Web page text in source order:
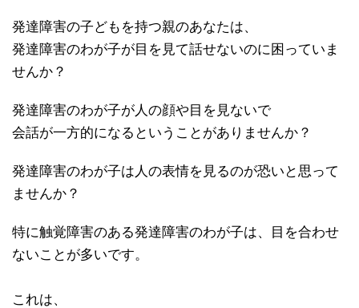
発達障害の子どもを持つ親のあなたは、
発達障害のわが子が目を見て話せないのに困っていま
せんか？
発達障害のわが子が人の顔や目を見ないで
会話が一方的になるということがありませんか？
発達障害のわが子は人の表情を見るのが恐いと思って
ませんか？
特に触覚障害のある発達障害のわが子は、目を合わせ
ないことが多いです。
これは、